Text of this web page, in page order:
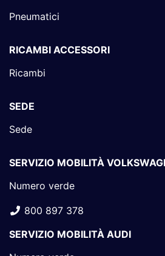
Pneumatici
RICAMBI ACCESSORI
Ricambi
SEDE
Sede
SERVIZIO MOBILITÀ
Numero verde
800 897 378
SERVIZIO MOBILITÀ AUDI